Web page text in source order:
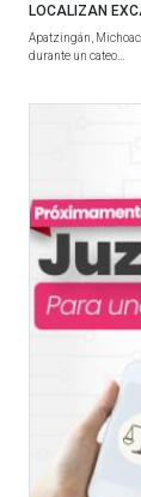
LOCALIZAN
Apatzingán,
durante un cateo...